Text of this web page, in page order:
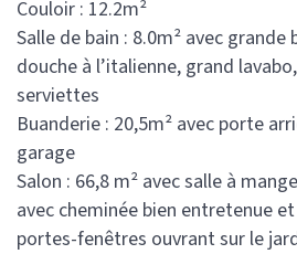
Couloir : 12.2m²
Salle de bain : 8.0m² avec
douche à l’italienne, grand
serviettes
Buanderie : 20,5m² avec porte
garage
Salon : 66,8 m² avec salle à
avec cheminée bien entretenue
portes-fenêtres ouvrant sur le